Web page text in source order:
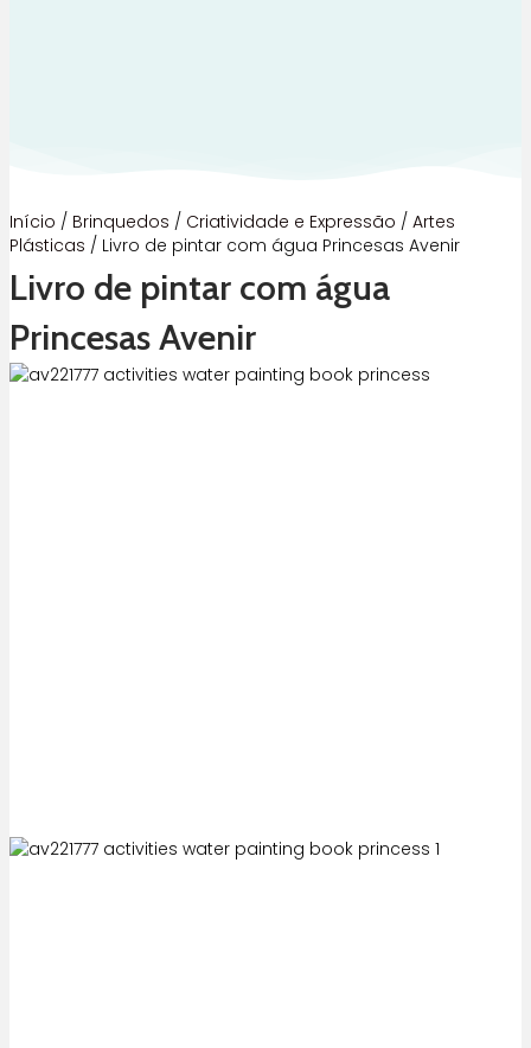
Início / Brinquedos / Criatividade e Expressão / Artes
Plásticas / Livro de pintar com água Princesas Avenir
Livro de pintar com água
Princesas Avenir